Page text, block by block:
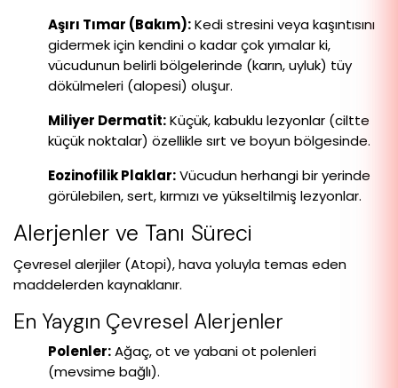
Aşırı Tımar (Bakım):Kedi stresini veya kaşıntısını
gidermek için kendini o kadar çok yımalar ki,
vücudunun belirli bölgelerinde (karın, uyluk) tüy
dökülmeleri (alopesi) oluşur.
Miliyer Dermatit:Küçük, kabuklu lezyonlar (ciltte
küçük noktalar) özellikle sırt ve boyun bölgesinde.
Eozinofilik Plaklar:Vücudun herhangi bir yerinde
görülebilen, sert, kırmızı ve yükseltilmiş lezyonlar.
Alerjenler ve Tanı Süreci
Çevresel alerjiler (Atopi), hava yoluyla temas eden
maddelerden kaynaklanır.
En Yaygın Çevresel Alerjenler
Polenler:Ağaç, ot ve yabani ot polenleri
(mevsime bağlı).